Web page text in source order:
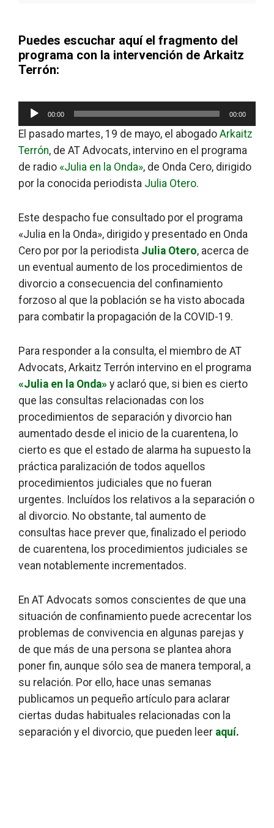
Puedes escuchar aquí el fragmento del
programa con la intervención de Arkaitz
Terrón:
Reproductor
audio
00:00 00:00
El pasado martes, 19 de mayo, el abogado Arkaitz
Terrón, de AT Advocats, intervino en el programa
de radio «Julia en la Onda», de Onda Cero, dirigido
por la conocida periodista Julia Otero.
Este despacho fue consultado por el programa
«Julia en la Onda», dirigido y presentado en Onda
Cero por por la periodista Julia Otero, acerca de
un eventual aumento de los procedimientos de
divorcio a consecuencia del confinamiento
forzoso al que la población se ha visto abocada
para combatir la propagación de la COVID-19.
Para responder a la consulta, el miembro de AT
Advocats, Arkaitz Terrón intervino en el programa
«Julia en la Onda» y aclaró que, si bien es cierto
que las consultas relacionadas con los
procedimientos de separación y divorcio han
aumentado desde el inicio de la cuarentena, lo
cierto es que el estado de alarma ha supuesto la
práctica paralización de todos aquellos
procedimientos judiciales que no fueran
urgentes. Incluídos los relativos a la separación o
al divorcio. No obstante, tal aumento de
consultas hace prever que, finalizado el periodo
de cuarentena, los procedimientos judiciales se
vean notablemente incrementados.
En AT Advocats somos conscientes de que una
situación de confinamiento puede acrecentar los
problemas de convivencia en algunas parejas y
de que más de una persona se plantea ahora
poner fin, aunque sólo sea de manera temporal, a
su relación. Por ello, hace unas semanas
publicamos un pequeño artículo para aclarar
ciertas dudas habituales relacionadas con la
separación y el divorcio, que pueden leer aquí.